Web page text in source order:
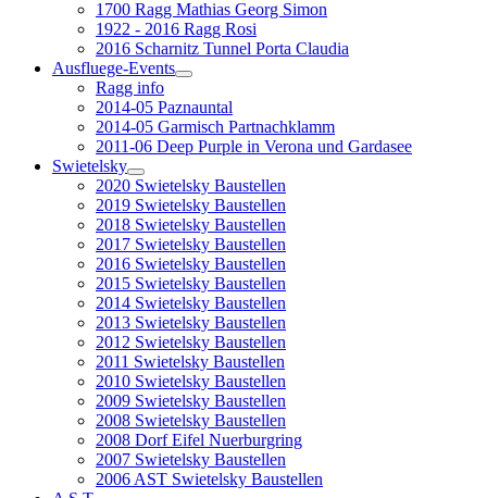
1700 Ragg Mathias Georg Simon
1922 - 2016 Ragg Rosi
2016 Scharnitz Tunnel Porta Claudia
Ausfluege-Events
Ragg info
2014-05 Paznauntal
2014-05 Garmisch Partnachklamm
2011-06 Deep Purple in Verona und Gardasee
Swietelsky
2020 Swietelsky Baustellen
2019 Swietelsky Baustellen
2018 Swietelsky Baustellen
2017 Swietelsky Baustellen
2016 Swietelsky Baustellen
2015 Swietelsky Baustellen
2014 Swietelsky Baustellen
2013 Swietelsky Baustellen
2012 Swietelsky Baustellen
2011 Swietelsky Baustellen
2010 Swietelsky Baustellen
2009 Swietelsky Baustellen
2008 Swietelsky Baustellen
2008 Dorf Eifel Nuerburgring
2007 Swietelsky Baustellen
2006 AST Swietelsky Baustellen